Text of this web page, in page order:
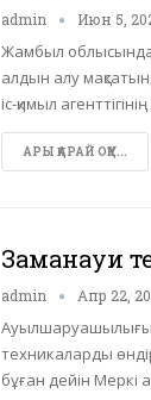
admin Июн 5,
Жамбыл облысында
алдын алу
іс-қимыл
АРЫ ҚАРАЙ ОҚУ...
Заманауи
admin Апр 22,
техникаларды
бұған дейін Меркі